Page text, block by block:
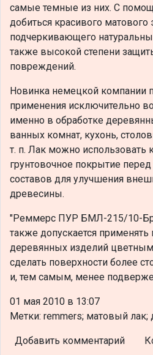
самые темные из них. С
добиться красивого матового
подчеркивающего
также высокой степени
повреждений.
Новинка немецкой компании
применения исключительно
именно в обработке
ванных комнат, кухонь,
т. п. Лак можно использовать
грунтовочное покрытие
составов для улучшения
древесины.
"Реммерс ПУР БМЛ-215/10-
также допускается применять
деревянных изделий
сделать поверхности более
и, тем самым, менее
01 мая 2010 в 13:07
Метки: remmers; матовый лак;
Добавить комментарий